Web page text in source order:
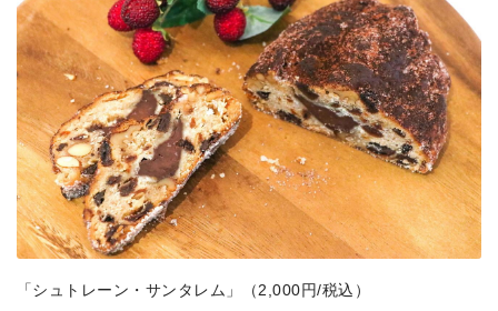
「シュトレーン・サンタレム」（2,000円/税込）